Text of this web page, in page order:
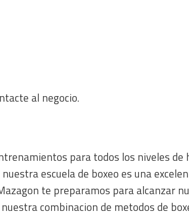
al negocio.
para todos los niveles de
escuela de boxeo es una
te preparamos para alcanzar
combinacion de metodos de